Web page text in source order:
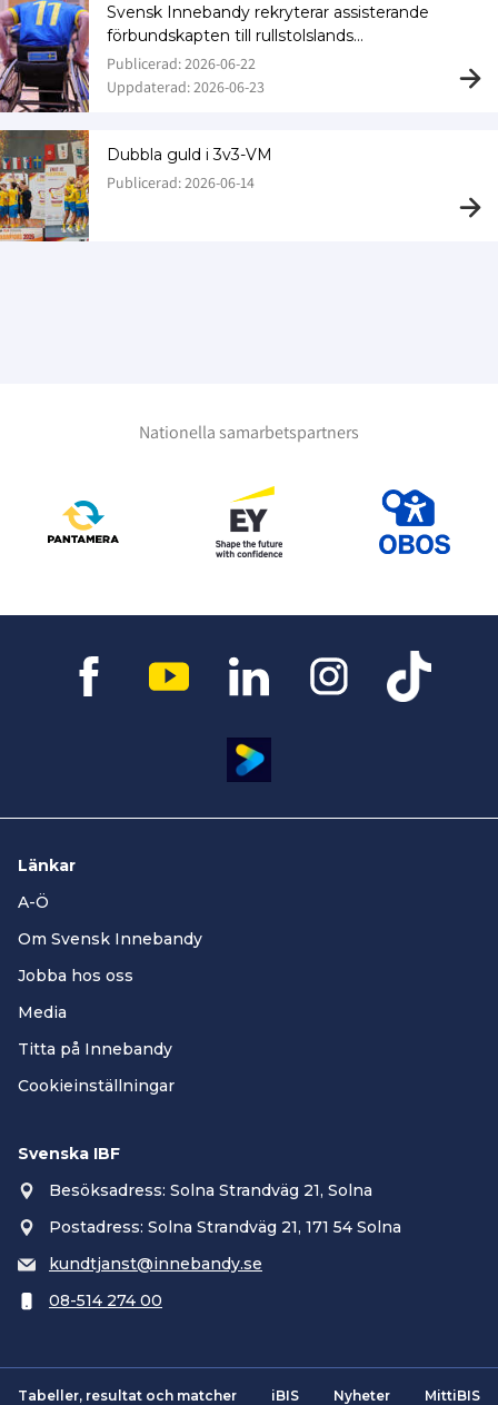
Svensk Innebandy rekryterar assisterande
förbundskapten till rullstolslands…
Publicerad: 2026-06-22
Uppdaterad: 2026-06-23
Dubbla guld i 3v3-VM
Publicerad: 2026-06-14
Nationella samarbetspartners
Länkar
A-Ö
Om Svensk Innebandy
Jobba hos oss
Media
Titta på Innebandy
Cookieinställningar
Svenska IBF
Besöksadress: Solna Strandväg 21, Solna
Postadress: Solna Strandväg 21, 171 54 Solna
kundtjanst@innebandy.se
08-514 274 00
Tabeller, resultat och matcher iBIS Nyheter MittiBIS